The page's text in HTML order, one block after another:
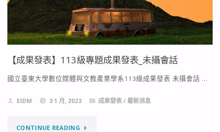
教
師
徵
才
告"
【成果發表】113級專題成果發表_未攝會話
國立臺東大學數位媒體與文教產業學系113級成果發表 未攝會話 …
EIDM 3 1 月, 2023 成果發表/最新消息
CONTINUE READING"【成